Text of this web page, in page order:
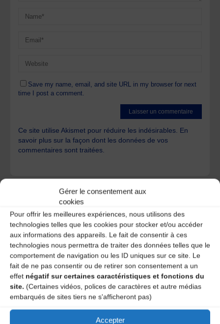
Gérer le consentement aux
cookies
Pour offrir les meilleures expériences, nous utilisons des
technologies telles que les cookies pour stocker et/ou accéder
aux informations des appareils. Le fait de consentir à ces
technologies nous permettra de traiter des données telles que le
comportement de navigation ou les ID uniques sur ce site. Le
fait de ne pas consentir ou de retirer son consentement a un
effet négatif sur certaines caractéristiques et fonctions du
site. (Certaines vidéos, polices de caractères et autre médias
embarqués de sites tiers ne s'afficheront pas)
Accepter
Save my name, email, and site URL in my browser for next
time I post a comment.
Ce site utilise Akismet pour réduire les indésirables. En
savoir plus sur la façon dont les données de vos
commentaires sont traitées
A DECOUVRIR :